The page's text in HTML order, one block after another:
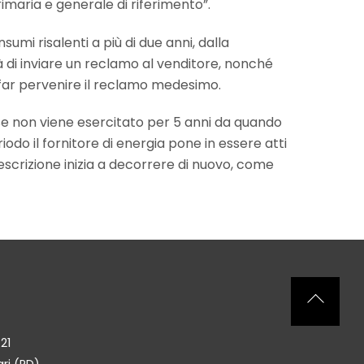
e generale di riferimento”.
risalenti a più di due anni, dalla
inviare un reclamo al venditore, nonché
pervenire il reclamo medesimo.
non viene esercitato per 5 anni da quando
il fornitore di energia pone in essere atti
inizia a decorrere di nuovo, come